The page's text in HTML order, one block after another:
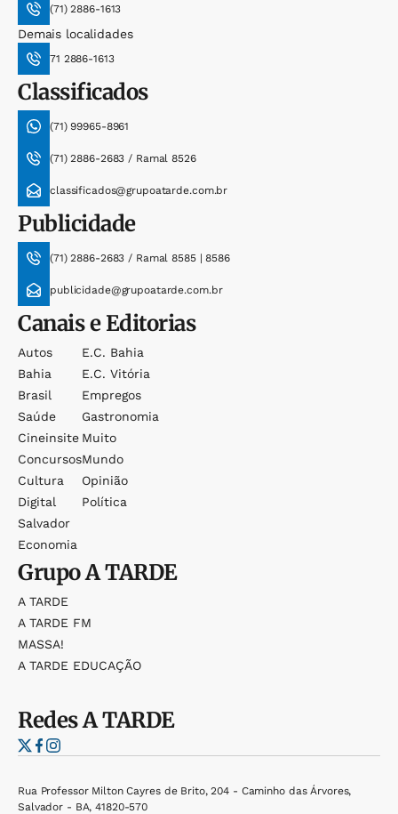
(71) 2886-1613
Demais localidades
71 2886-1613
Classificados
(71) 99965-8961
(71) 2886-2683 / Ramal 8526
classificados@grupoatarde.com.br
Publicidade
(71) 2886-2683 / Ramal 8585 | 8586
publicidade@grupoatarde.com.br
Canais e Editorias
Autos
Bahia
Brasil
Saúde
Cineinsite
Concursos
Cultura
Digital
Salvador
Economia
E.c. Bahia
E.c. Vitória
Empregos
Gastronomia
Muito
Mundo
Opinião
Política
GrupoA TARDE
A TARDE
A TARDE FM
MASSA!
A TARDE EDUCAÇÃO
RedesA TARDE
Rua Professor Milton Cayres de Brito, 204 - Caminho das Árvores,
Salvador - BA, 41820-570